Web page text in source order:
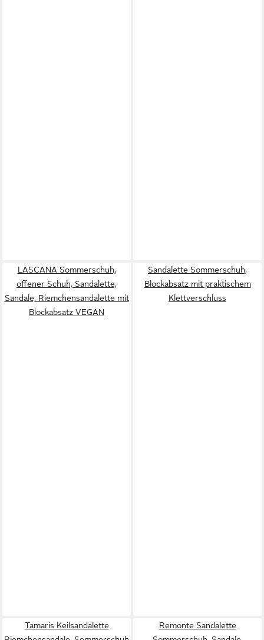
LASCANA Sommerschuh,
offener Schuh, Sandalette,
Sandale, Riemchensandalette mit
Blockabsatz VEGAN
Sandalette Sommerschuh,
Blockabsatz mit praktischem
Klettverschluss
Tamaris Keilsandalette
Remonte Sandalette